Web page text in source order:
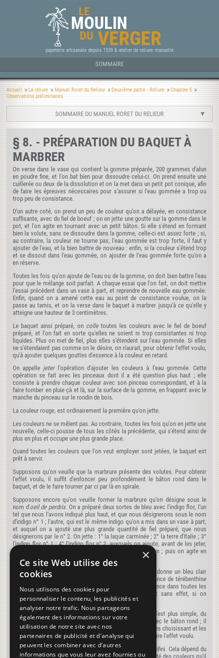
LE
MOULIN
DU VERGER
papeterie artisanale depuis 1539 & atelier de reliure manuelle
SOMMAIRE
Accueil La reliure Manuel Roret du Relieur Deuxième partie - Reliure
Chapitre 5
Observations préliminaires
SOMMAIRE DU MANUEL RORET DU RELIEUR
§ 8. - PRÉPARATION DU BAQUET À
MARBRER
On verse dans le vase qui contient la gomme préparée, 200 grammes d'alun
en poudre fine, et l'on bat bien pour dissoudre celui-ci. On prend ensuite une
cuillerée ou deux de la dissolution et on la met dans un petit pot conique, afin
de faire les épreuves nécessaires pour s'assurer si l'eau gommée a trop ou
trop peu de consistance.
D'un autre coté, on prend un peu de couleur qu'on a délayée, en consistance
suffisante, avec du fiel de boeuf ; on en jette une goutte sur la gomme dans le
pot, et l'on agite en tournant avec un petit bâton. Si elle s'étend en formant
bien la volute, sans se dissoudre dans la gomme, celle-ci est assez forte ; si,
au contraire, la couleur ne tourne pas, l'eau gommée est trop forte, il faut y
ajouter de l'eau, et la bien battre de nouveau : enfin, si la couleur s'étend trop
et se dissout dans l'eau gommée, on ajouter de l'eau gommée forte qu'on a
en réserve.
Toutes les fois qu'on ajoute de l'eau ou de la gomme, on doit bien battre l'eau
pour que le mélange soit parfait. A chaque essai que l'on fait, on doit mettre
l'essai précédent dans un vase à part, et reprendre de nouvelle eau gommée.
Enfin, quand on a amené cette eau au point de consistance voulue, on la
passe au tamis, et on la verse dans le baquet à marbrer jusqu'à ce qu'elle y
atteigne une hauteur de 3 centimètres.
Le baquet ainsi préparé, on colletoutes les couleurs avec le fiel de boeuf
préparé, et l'on fait en sorte qu'elles ne soient ni trop consistantes ni trop
liquides. Plus on met de fiel, plus elles s'étendent sur l'eau gommée. Si elles
ne s'étendaient pas comme on le désire, on n'aurait, pour obtenir l'effet voulu,
qu'à ajouter quelques gouttes d'essence à la couleur en retard.
On appelle jeterl'opération d'ajouter les couleurs à l'eau gommée. Cette
opération se fait avec les pinceaux dont il a été question plus haut ; elle
consiste à prendre chaque couleur avec son pinceau correspondant, et à la
faire tomber en pluie çà et là, sur la surface de la gomme, en frappant avec le
manche du pinceau sur le rondin de bois.
La couleur rouge, est ordinairement la première qu'on jette.
Les couleurs ne se mêlent pas. Au contraire, toutes les fois qu'on en jette une
nouvelle, celle-ci pousse de tous les côtés la précédente, qui s'étend ainsi de
plus en plus et occupe une plus grande place.
Quand toutes les couleurs que l'on veut employer sont jetées, le baquet est
prêt à servir.
Supposons qu'on veuille que la marbrure présente des volutes. Pour obtenir
l'effet voulu, il suffit d'enfoncer peu profondément le bâton rond dans le
baquet, et de le faire tourner par ci par là en spirale.
Supposons encore qu'on veuille former la marbrure qu'on désigne sous le
nom d'oeil de perdrix. On a préparé deux sortes de bleu avec l'indigo flor, l'un
tel que nous l'avons indiqué plus haut, et que nous désignerons sous le nom
d'indigo n° 1 ; l'autre, qui est le même indigo qu'on a mis dans un vase à part,
et auquel on a ajouté une plus grande quantité de fiel préparé, que nous
désignerons par le n° 2. On jette : 1° la laque carminée ; 2° la terre d'Italie ; 3°
l'indigo flor n° 1 ; 4° l'indigo flor n° 2, auxquels on ajoute, avant de les jeter,
deux gouttes d'essence de térébenthine qu'on remue bien ; puis on agite en
volute, lorsque cela est nécessaire.
Le bleu n° 2 fait étendre toutes les autres couleurs, et donne un bleu clair
pointillé qui produit un si joli effet. C'est à la seule essence de térébenthine
qu'est due cette propriété. On peut incorporer cette essence dans toutes les
couleurs qu'on voudra jeter les dernières ; elle serait sans effet, si on
l'incorporait dans les précédentes.
Si l'on veut faire la marbrure qu'on appelle
rien n'est plus simple, du
moins théoriquement. Au lieu de remuer les couleurs avec le bâton rond ; il
faut se servir des instruments qu'on nomme peignes, en les choisissant et les
manoeuvrant de la manière la plus convenable pour produire l'effet voulu.
On conçoit qu'il est possible de varier les marbrures à l'infini. Cela dépend du
goût et de l'habileté du marbreur, du nombre et de l'intensité des couleurs qu'il
×
Ce site Web utilise des
cookies
Nous utilisons des cookies pour
personnaliser le contenu, les publicités et
analyser notre trafic. Nous partageons
également des informations sur votre
utilisation de notre site avec nos
partenaires de publicité et d'analyse qui
peuvent les combiner avec d'autres
informations que vous leur avez fournies ou